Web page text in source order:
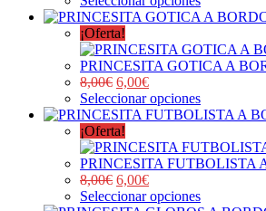
¡Oferta!
PRINCESITA GOTICA A
8,00€ 6,00€
Seleccionar opciones
¡Oferta!
PRINCESITA FUTBOLISTA
8,00€ 6,00€
Seleccionar opciones